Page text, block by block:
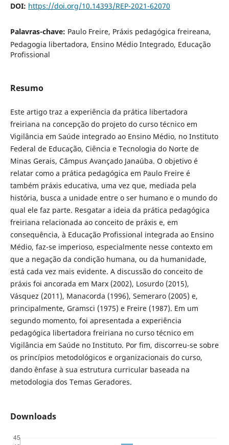
DOI: https://doi.org/10.14393/REP-2021-62070
Palavras-chave: Paulo Freire, Práxis pedagógica freireana,
Pedagogia libertadora, Ensino Médio Integrado, Educação
Profissional
Resumo
Este artigo traz a experiência da prática libertadora
freiriana na concepção do projeto do curso técnico em
Vigilância em Saúde integrado ao Ensino Médio, no Instituto
Federal de Educação, Ciência e Tecnologia do Norte de
Minas Gerais, Câmpus Avançado Janaúba. O objetivo é
relatar como a prática pedagógica em Paulo Freire é
também práxis educativa, uma vez que, mediada pela
história, busca a unidade entre o ser humano e o mundo do
qual ele faz parte. Resgatar a ideia da prática pedagógica
freiriana relacionada ao conceito de práxis e, em
consequência, à Educação Profissional integrada ao Ensino
Médio, faz-se imperioso, especialmente nesse contexto em
que a negação da condição humana, ou da humanidade,
está cada vez mais evidente. A discussão do conceito de
práxis foi ancorada em Marx (2002), Losurdo (2015),
Vásquez (2011), Manacorda (1996), Semeraro (2005) e,
principalmente, Gramsci (1975) e Freire (1987). Em um
segundo momento, foi apresentada a experiência
pedagógica libertadora freiriana no curso técnico em
Vigilância em Saúde no Instituto. Por fim, discorreu-se sobre
os princípios metodológicos e organizacionais do curso,
dando ênfase à sua estrutura curricular baseada na
metodologia dos Temas Geradores.
Downloads